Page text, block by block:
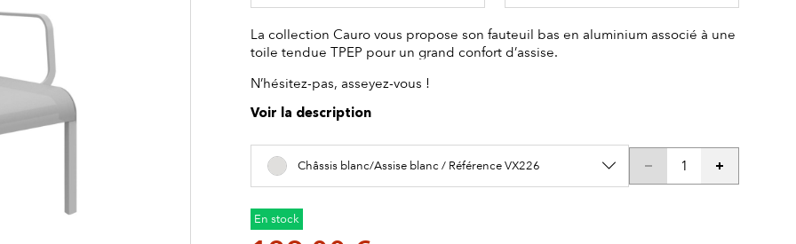
La collection Cauro vous propose son fauteuil bas en aluminium associé à une
toile tendue TPEP pour un grand confort d’assise.
N’hésitez-pas, asseyez-vous !
Voir la description
Châssis blanc/Assise blanc / Référence VX226
En stock